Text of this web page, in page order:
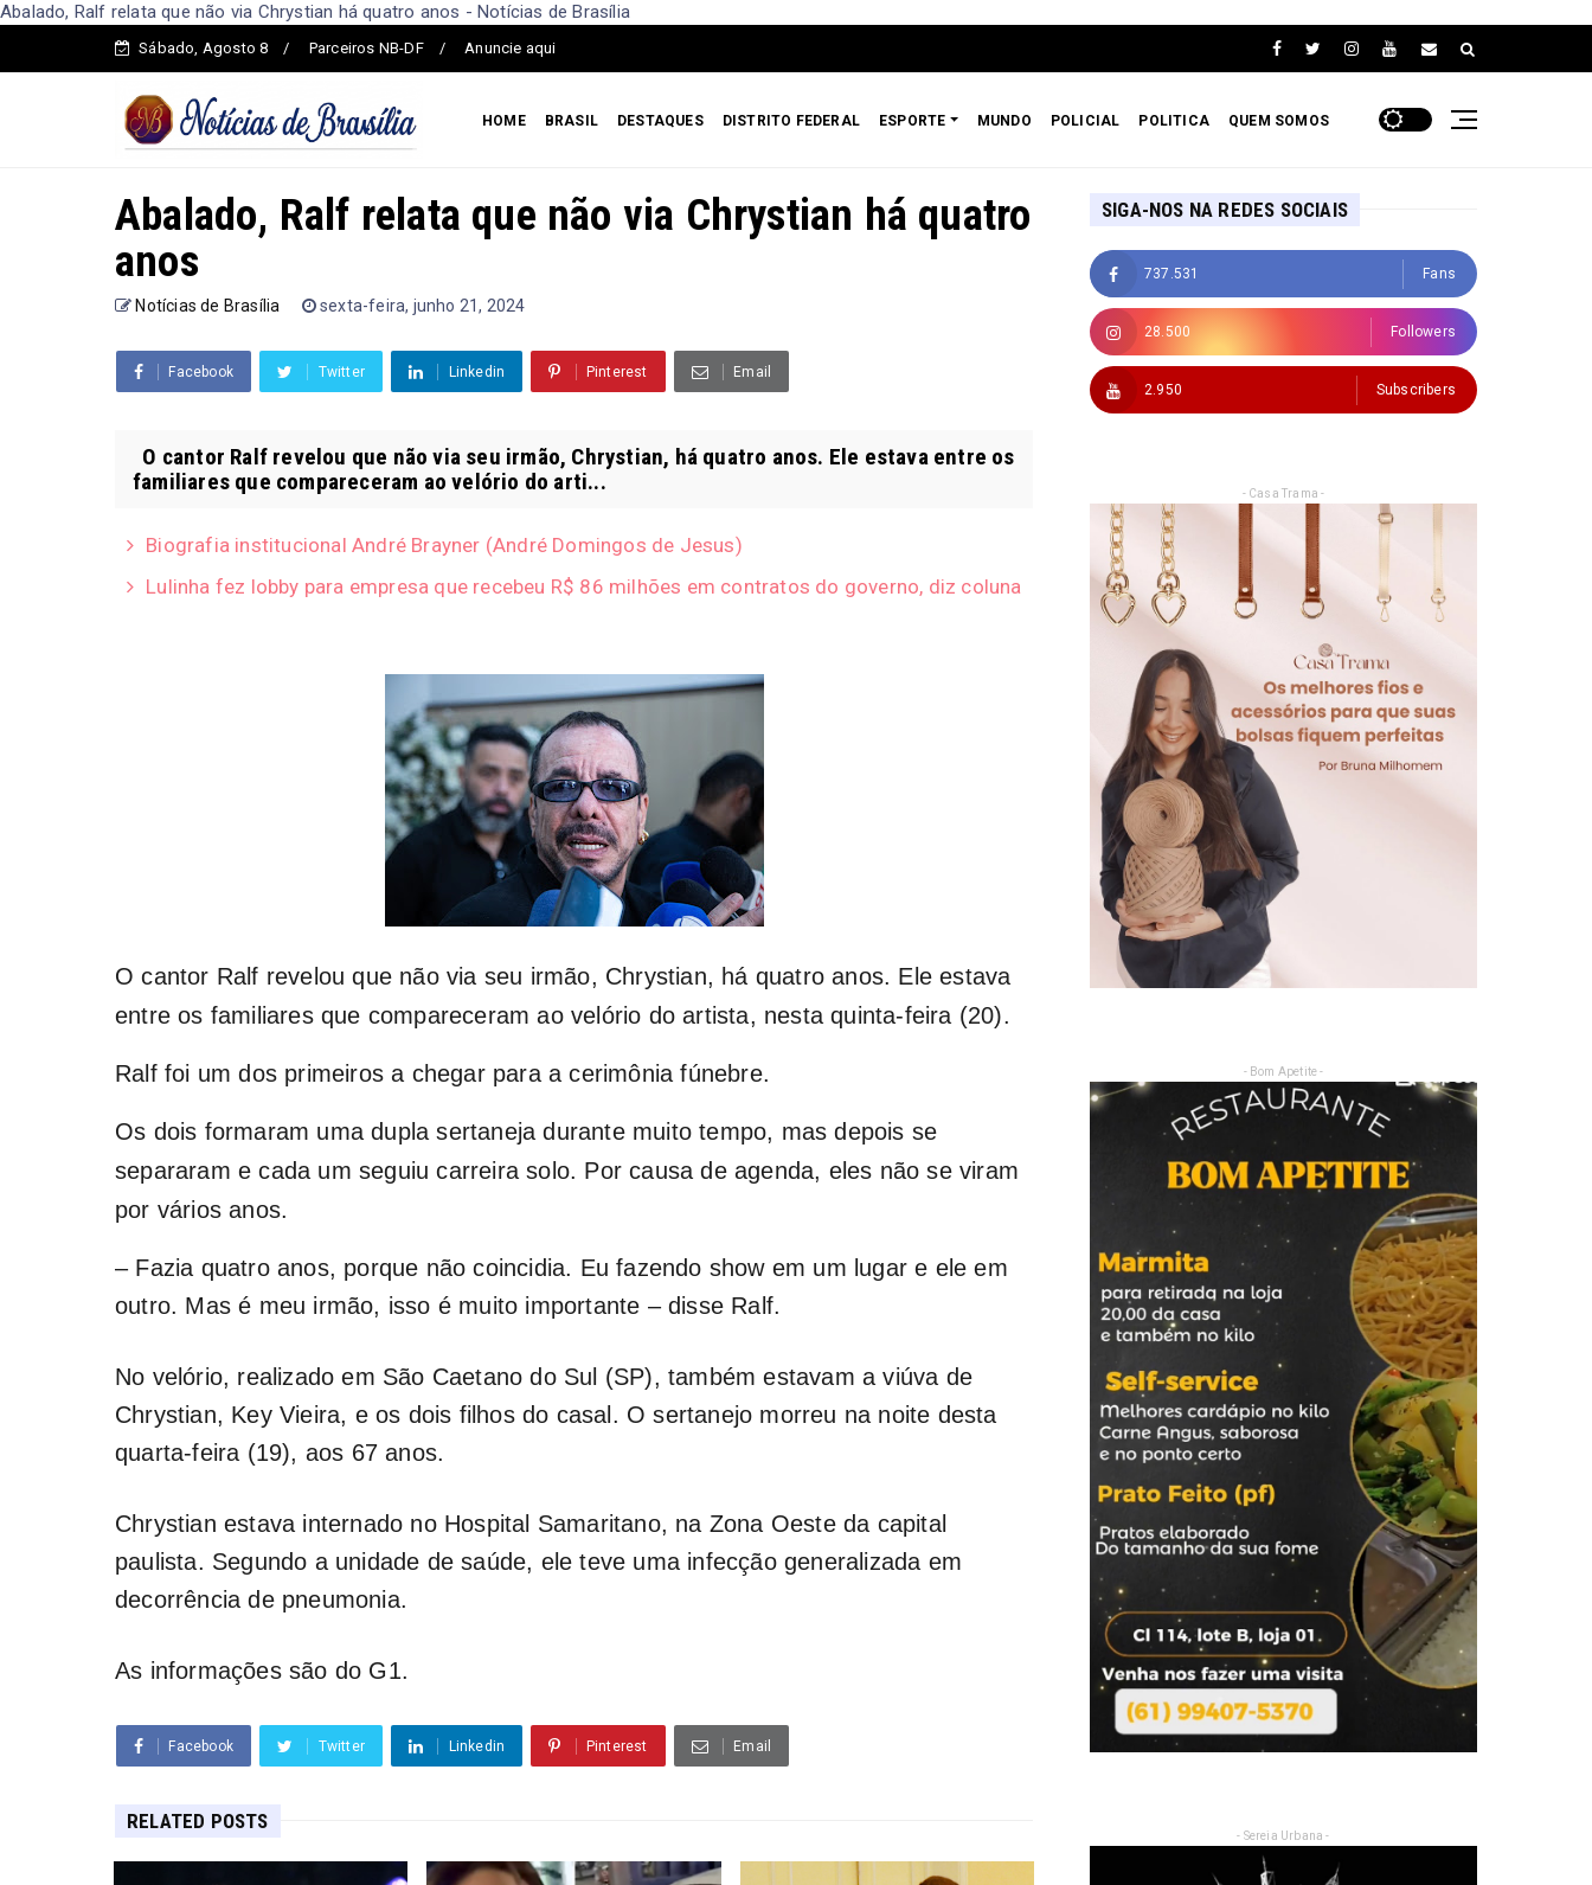
Abalado, Ralf relata que não via Chrystian há quatro anos - Notícias de Brasília
Sábado, Agosto 8 Parceiros NB-DF Anuncie aqui
HOME BRASIL DESTAQUES DISTRITO FEDERAL ESPORTE MUNDO POLICIAL POLITICA QUEM SOMOS
Abalado, Ralf relata que não via Chrystian há quatro
anos
Notícias de Brasília sexta-feira, junho 21, 2024
Facebook Twitter Linkedin Pinterest Email
O cantor Ralf revelou que não via seu irmão, Chrystian, há quatro anos. Ele estava entre os
familiares que compareceram ao velório do arti...
Biografia institucional André Brayner (André Domingos de Jesus)
Lulinha fez lobby para empresa que recebeu R$ 86 milhões em contratos do governo, diz coluna
O cantor Ralf revelou que não via seu irmão, Chrystian, há quatro anos. Ele estava
entre os familiares que compareceram ao velório do artista, nesta quinta-feira (20).
Ralf foi um dos primeiros a chegar para a cerimônia fúnebre.
Os dois formaram uma dupla sertaneja durante muito tempo, mas depois se
separaram e cada um seguiu carreira solo. Por causa de agenda, eles não se viram
por vários anos.
– Fazia quatro anos, porque não coincidia. Eu fazendo show em um lugar e ele em
outro. Mas é meu irmão, isso é muito importante – disse Ralf.
No velório, realizado em São Caetano do Sul (SP), também estavam a viúva de
Chrystian, Key Vieira, e os dois filhos do casal. O sertanejo morreu na noite desta
quarta-feira (19), aos 67 anos.
Chrystian estava internado no Hospital Samaritano, na Zona Oeste da capital
paulista. Segundo a unidade de saúde, ele teve uma infecção generalizada em
decorrência de pneumonia.
As informações são do G1.
Facebook Twitter Linkedin Pinterest Email
RELATED POSTS
SIGA-NOS NA REDES SOCIAIS
737.531 Fans
28.500 Followers
2.950 Subscribers
- Casa Trama -
- Bom Apetite -
- Sereia Urbana -